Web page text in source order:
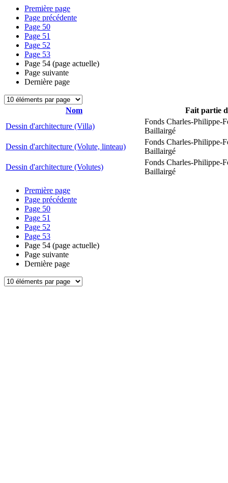
Première page
Page précédente
Page 50
Page 51
Page 52
Page 53
Page 54 (page actuelle)
Page suivante
Dernière page
Nom
Fait partie
Dessin d'architecture (Villa)
Fonds Charles-Philippe-
Baillairgé
Dessin d'architecture (Volute, linteau)
Fonds Charles-Philippe-
Baillairgé
Dessin d'architecture (Volutes)
Fonds Charles-Philippe-
Baillairgé
Première page
Page précédente
Page 50
Page 51
Page 52
Page 53
Page 54 (page actuelle)
Page suivante
Dernière page